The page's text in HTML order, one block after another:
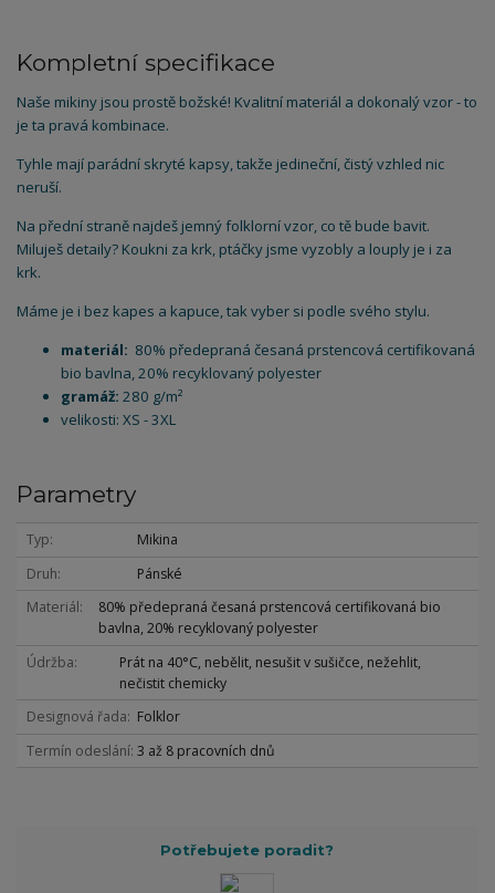
Kompletní specifikace
Naše mikiny jsou prostě božské! Kvalitní materiál a dokonalý vzor - to
je ta pravá kombinace.
Tyhle mají parádní skryté kapsy, takže jedineční, čistý vzhled nic
neruší.
Na přední straně najdeš jemný folklorní vzor, co tě bude bavit.
Miluješ detaily? Koukni za krk, ptáčky jsme vyzobly a louply je i za
krk.
Máme je i bez kapes a kapuce, tak vyber si podle svého stylu.
materiál: 80% předepraná česaná prstencová certifikovaná
bio bavlna, 20% recyklovaný polyester
gramáž: 280 g/m²
velikosti: XS - 3XL
Parametry
Typ
Mikina
Druh
Pánské
Materiál
80% předepraná česaná prstencová certifikovaná bio
bavlna, 20% recyklovaný polyester
Údržba
Prát na 40°C, nebělit, nesušit v sušičce, nežehlit,
nečistit chemicky
Designová řada
Folklor
Termín odeslání 3 až 8 pracovních dnů
Potřebujete poradit?